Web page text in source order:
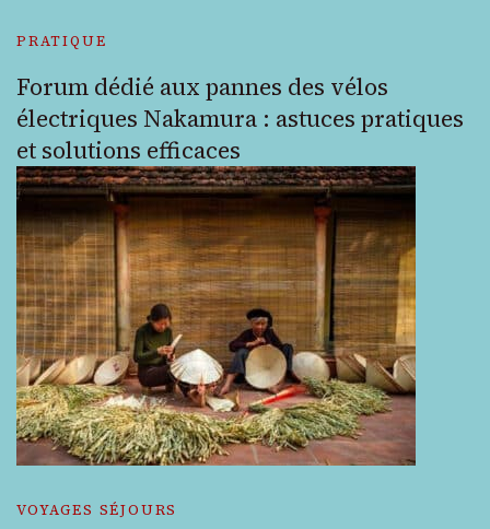
PRATIQUE
Forum dédié aux pannes des vélos
électriques Nakamura : astuces pratiques
et solutions efficaces
VOYAGES SÉJOURS